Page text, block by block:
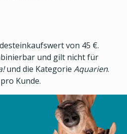
von 45 €.
und gilt nicht für
und die Kategorie Aquarien.
Kunde.